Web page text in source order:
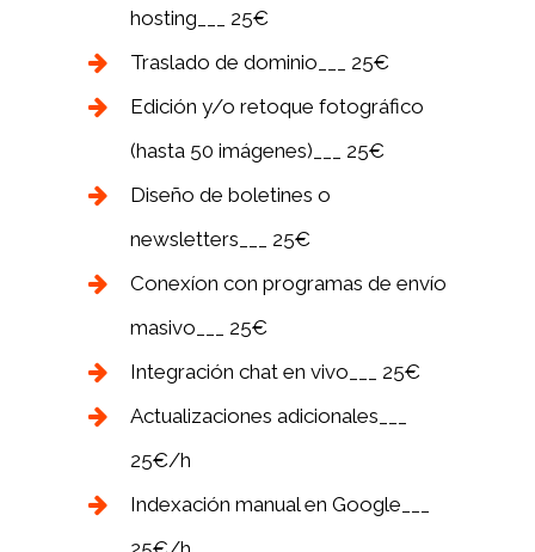
hosting___ 25€
Traslado de dominio___ 25€
Edición y/o retoque fotográfico
(hasta 50 imágenes)___ 25€
Diseño de boletines o
newsletters___ 25€
Conexíon con programas de envío
masivo___ 25€
Integración chat en vivo___ 25€
Actualizaciones adicionales___
25€/h
Indexación manual en Google___